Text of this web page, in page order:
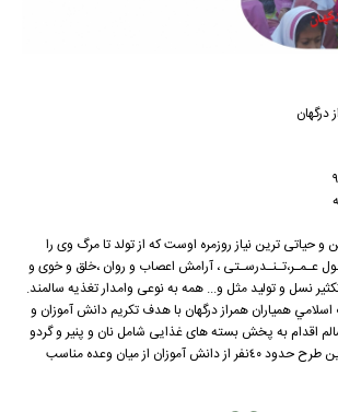
درگهان
و حیاتی ترین نیاز روزمره اوست که از تولد تا مرگ وی را
عـمـر،تـنـدرسـتی ، آرامش اعصاب و روان ،خلق و خوی و
نسل و تولید مثل و... همه به نوعی وامدار تغذیه سالمند.
همیاران همراز درگهان با هدف تکریم دانش آموزان و
اقدام به پخش بسته های غذایی شامل نان و پنیر و گردو
،آش در مدرسه نمود. در این طرح حدود ٤٠نفر از دانش آموزان از میان وعده مناسب